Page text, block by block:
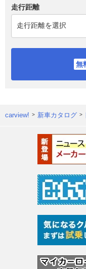
走行距離
carview! 新車カタログ